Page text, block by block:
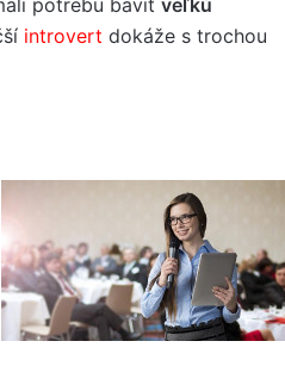
potrebu baviť veľkú
introvert dokáže s trochou